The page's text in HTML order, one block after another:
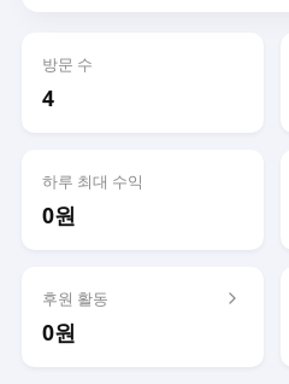
방문 수
4
하루 최대 수익
0원
후원 활동
0원